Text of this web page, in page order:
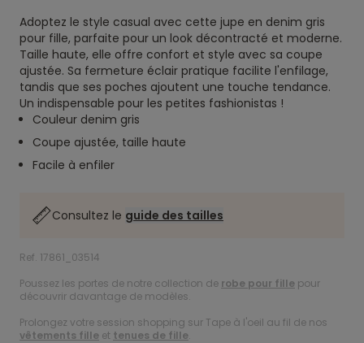
Adoptez le style casual avec cette jupe en denim gris
pour fille, parfaite pour un look décontracté et moderne.
Taille haute, elle offre confort et style avec sa coupe
ajustée. Sa fermeture éclair pratique facilite l'enfilage,
tandis que ses poches ajoutent une touche tendance.
Un indispensable pour les petites fashionistas !
Couleur denim gris
Coupe ajustée, taille haute
Facile à enfiler
Consultez le guide des tailles
Ref. 17861_03514
Poussez les portes de notre collection de robe pour fille pour
découvrir davantage de modèles.
Prolongez votre session shopping sur Tape à l'oeil au fil de nos
vêtements fille et tenues de fille.